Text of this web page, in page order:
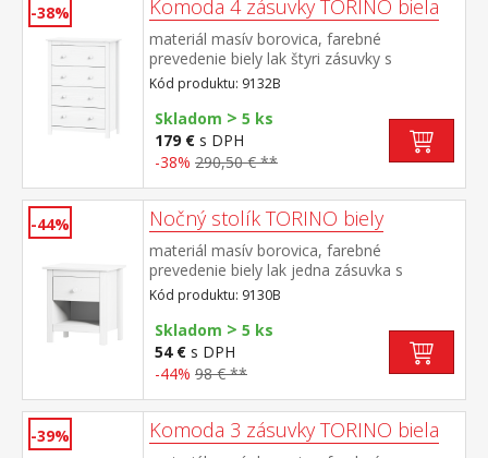
-38% Komoda 4 zásuvky TORINO biela
materiál masív borovica, farebné
prevedenie biely lak štyri zásuvky s
kovovými pojazdmi
Kód produktu: 9132B
Skladom > 5 ks
179 € s DPH
-38% 290,50 € **
-44% Nočný stolík TORINO biely
materiál masív borovica, farebné
prevedenie biely lak jedna zásuvka s
kovovými pojazdmi
Kód produktu: 9130B
Skladom > 5 ks
54 € s DPH
-44% 98 € **
-39% Komoda 3 zásuvky TORINO biela